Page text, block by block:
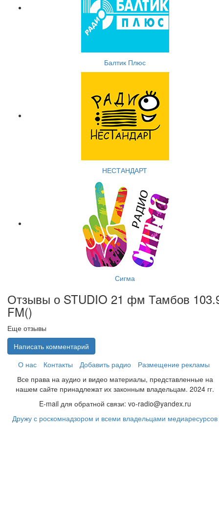
Балтик Плюс
НЕСТАНДАРТ
Сигма
Отзывы о STUDIO 21 фм Тамбов
FM()
Еще отзывы
Написать комментарий
О нас
Контакты Добавить радио
Размещение рекламы
Все права на аудио и видео материалы, представленные на
нашем сайте принадлежат их законным владельцам. 2024 гг.
E-mail для обратной связи: vo-radio@yandex.ru
Дружу с роскомнадзором и всеми владельцами медиаресурсов